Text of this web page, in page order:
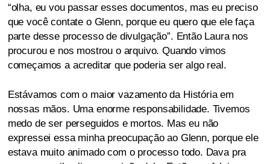
“olha, eu vou passar esses documentos, mas eu preciso
que você contate o Glenn, porque eu quero que ele faça
parte desse processo de divulgação”. Então Laura nos
procurou e nos mostrou o arquivo. Quando vimos
começamos a acreditar que poderia ser algo real.
Estávamos com o maior vazamento da História em
nossas mãos. Uma enorme responsabilidade. Tivemos
medo de ser perseguidos e mortos. Mas eu não
expressei essa minha preocupação ao Glenn, porque ele
estava muito animado com o processo todo. Dava pra